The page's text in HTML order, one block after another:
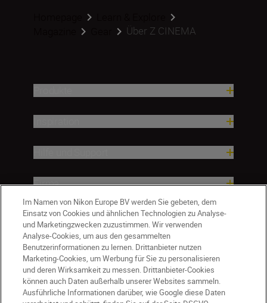
Über Z CINEMA
Firma
Im Namen von Nikon Europe BV werden Sie gebeten, dem
Einsatz von Cookies und ähnlichen Technologien zu Analyse-
und Marketingzwecken zuzustimmen. Wir verwenden
Analyse-Cookies, um aus den gesammelten
Benutzerinformationen zu lernen. Drittanbieter nutzen
Marketing-Cookies, um Werbung für Sie zu personalisieren
und deren Wirksamkeit zu messen. Drittanbieter-Cookies
können auch Daten außerhalb unserer Websites sammeln.
Ausführliche Informationen darüber, wie Google diese Daten